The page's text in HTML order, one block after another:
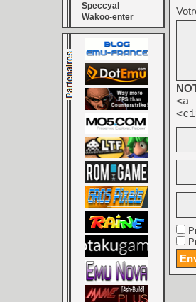
Speccyal
Wakoo-enter
<a